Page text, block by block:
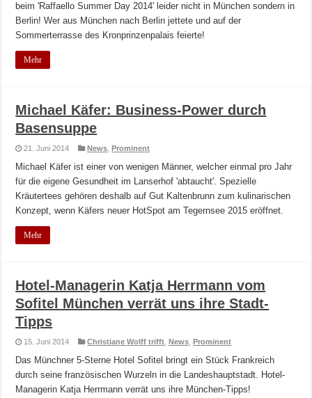
beim 'Raffaello Summer Day 2014' leider nicht in München sondern in
Berlin! Wer aus München nach Berlin jettete und auf der
Sommerterrasse des Kronprinzenpalais feierte!
Mehr
Michael Käfer: Business-Power durch
Basensuppe
21. Juni 2014 News ,Prominent
Michael Käfer ist einer von wenigen Männer, welcher einmal pro Jahr
für die eigene Gesundheit im Lanserhof 'abtaucht'. Spezielle
Kräutertees gehören deshalb auf Gut Kaltenbrunn zum kulinarischen
Konzept, wenn Käfers neuer HotSpot am Tegernsee 2015 eröffnet.
Mehr
Hotel-Managerin Katja Herrmann vom
Sofitel München verrät uns ihre Stadt-
Tipps
15. Juni 2014 Christiane Wolff trifft ,News ,Prominent
Das Münchner 5-Sterne Hotel Sofitel bringt ein Stück Frankreich
durch seine französischen Wurzeln in die Landeshauptstadt. Hotel-
Managerin Katja Herrmann verrät uns ihre München-Tipps!